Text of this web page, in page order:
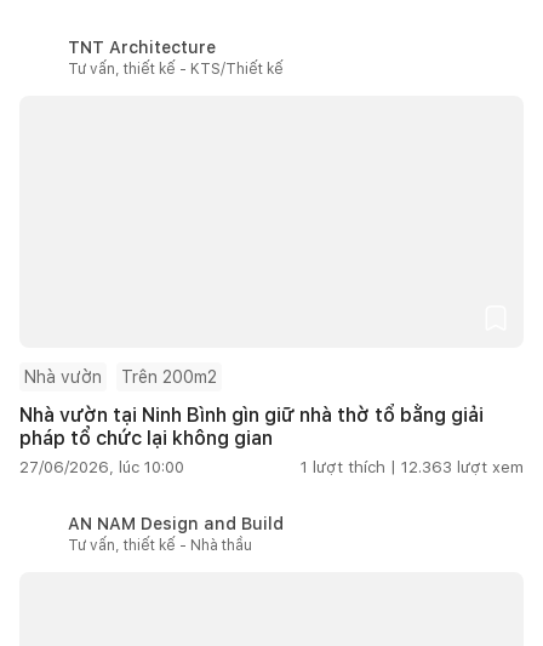
TNT Architecture
Tư vấn, thiết kế - KTS/Thiết kế
Nhà vườn Trên 200m2
Nhà vườn tại Ninh Bình gìn giữ nhà thờ tổ bằng giải
pháp tổ chức lại không gian
27/06/2026, lúc 10:00 1 lượt thích | 12.363 lượt xem
AN NAM Design and Build
Tư vấn, thiết kế - Nhà thầu